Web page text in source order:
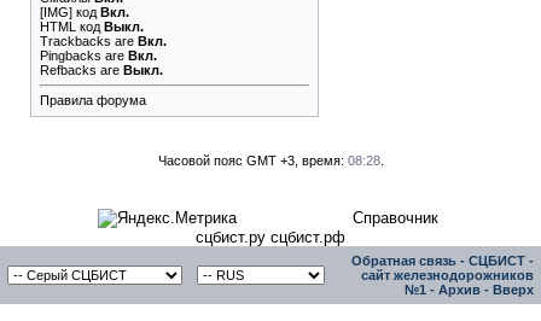
[IMG] код Вкл.
HTML код Выкл.
Trackbacks are Вкл.
Pingbacks are Вкл.
Refbacks are Выкл.
Правила форума
Часовой пояс GMT +3, время: 08:28.
Справочник
сцбист.ру сцбист.рф
Обратная связь - СЦБИСТ -
сайт железнодорожников
№1 - Архив - Вверх